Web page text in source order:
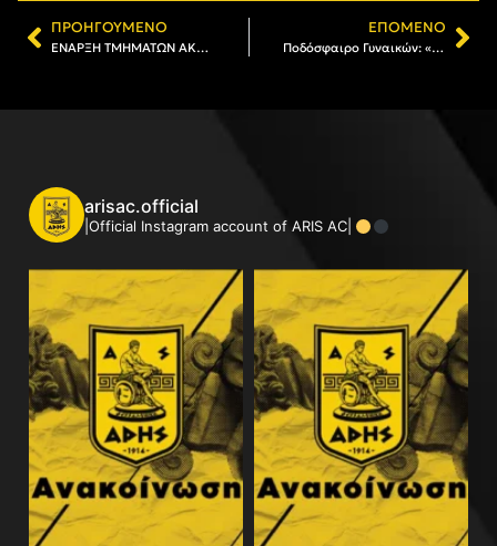
ΠΡΟΗΓΟΎΜΕΝΟ
ΕΝΑΡΞΗ ΤΜΗΜΑΤΩΝ ΑΚΑΔΗΜΙΩΝ ΠΟΔΟΣΦΑΙΡΟΥ Κ6-Κ12
ΕΠΌΜΕΝΟ
Ποδόσφαιρο Γυναικών: «Φιλική» νίκη επί του Αγροτικού Αστέρα (1-5)
arisac.official
|Official Instagram account of ARIS AC|